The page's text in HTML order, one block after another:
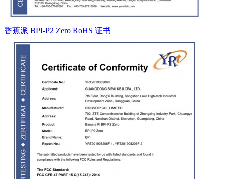
香蕉派 BPI-P2 Zero RoHS 证书